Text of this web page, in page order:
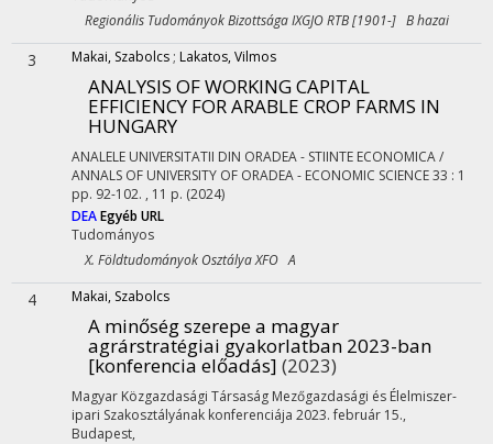
Regionális Tudományok Bizottsága IXGJO RTB [1901-] B hazai
3 Makai, Szabolcs ; Lakatos, Vilmos
ANALYSIS OF WORKING CAPITAL
EFFICIENCY FOR ARABLE CROP FARMS IN
HUNGARY
ANALELE UNIVERSITATII DIN ORADEA - STIINTE ECONOMICA /
ANNALS OF UNIVERSITY OF ORADEA - ECONOMIC SCIENCE33 : 1
pp. 92-102. , 11 p. (2024)
DEAEgyéb URL
Tudományos
X. Földtudományok Osztálya XFO A
4 Makai, Szabolcs
A minőség szerepe a magyar
agrárstratégiai gyakorlatban 2023-ban
[konferencia előadás] (2023)
Magyar Közgazdasági Társaság Mezőgazdasági és Élelmiszer-
ipari Szakosztályának konferenciája 2023. február 15.,
Budapest,